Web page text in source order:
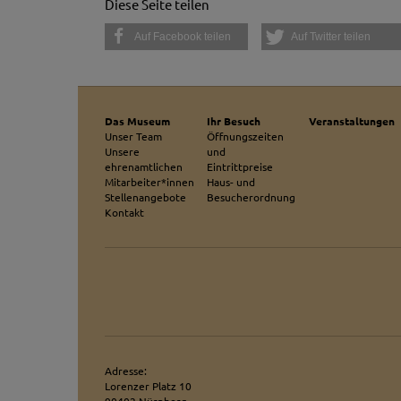
die Funktion
auf unserer
Website speichert,
Optional sind
sein oder auch
Diese Seite teilen
Auf Facebook teilen Auf Twitter teilen
Das Museum
Unser Team
Unsere
ehrenamtlichen
Mitarbeiter*innen
Stellenangebote
Kontakt
Ihr Besuch
Öffnungszeiten
und
Eintrittpreise
Haus- und
Besucherordnung
Veranstaltungen
Adresse:
Lorenzer Platz 10